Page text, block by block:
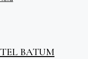
BATUM